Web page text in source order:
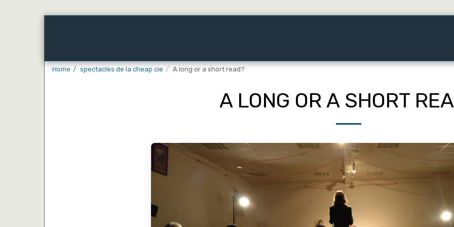
Home spectacles de la cheap cie A long or a short read?
A LONG OR A SHORT